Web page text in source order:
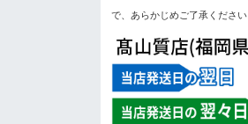
で、あらかじめご了承ください